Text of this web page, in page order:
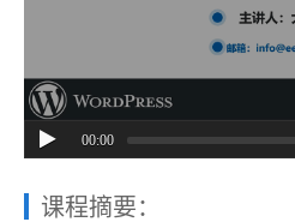
00:00
课程摘要：